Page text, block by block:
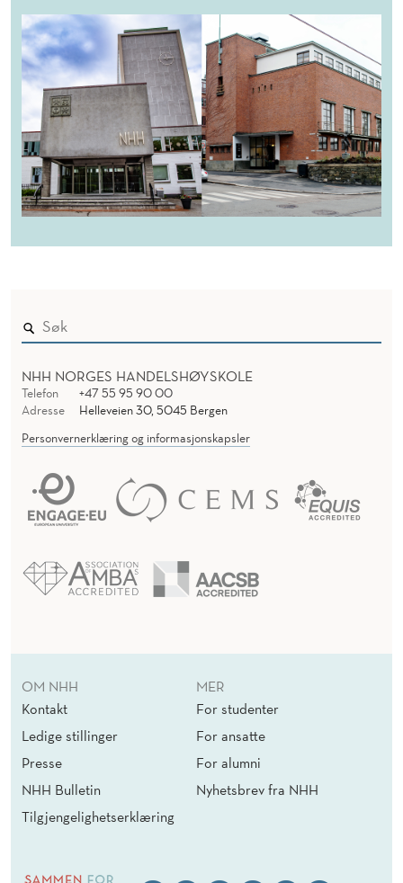
NHH NORGES HANDELSHØYSKOLE
Telefon
+47 55 95 90 00
Adresse
Helleveien 30, 5045 Bergen
Personvernerklæring og informasjonskapsler
OM NHH
Kontakt
Ledige stillinger
Presse
NHH Bulletin
Tilgjengelighetserklæring
MER
For studenter
For ansatte
For alumni
Nyhetsbrev fra NHH